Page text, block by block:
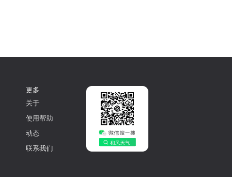
更多
关于
使用帮助
动态
联系我们